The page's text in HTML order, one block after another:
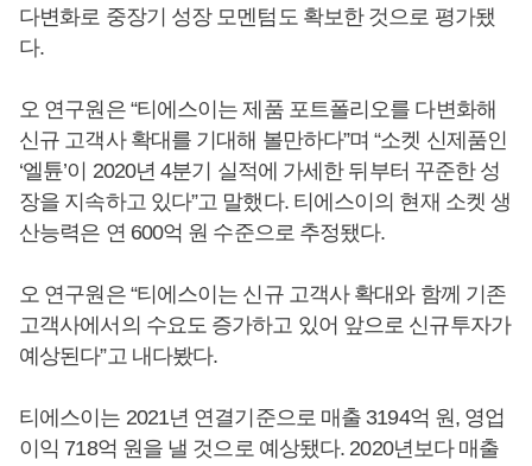
다변화로 중장기 성장 모멘텀도 확보한 것으로 평가됐
다.
오 연구원은 “티에스이는 제품 포트폴리오를 다변화해
신규 고객사 확대를 기대해 볼만하다”며 “소켓 신제품인
‘엘튠’이 2020년 4분기 실적에 가세한 뒤부터 꾸준한 성
장을 지속하고 있다”고 말했다. 티에스이의 현재 소켓 생
산능력은 연 600억 원 수준으로 추정됐다.
오 연구원은 “티에스이는 신규 고객사 확대와 함께 기존
고객사에서의 수요도 증가하고 있어 앞으로 신규투자가
예상된다”고 내다봤다.
티에스이는 2021년 연결기준으로 매출 3194억 원, 영업
이익 718억 원을 낼 것으로 예상됐다. 2020년보다 매출